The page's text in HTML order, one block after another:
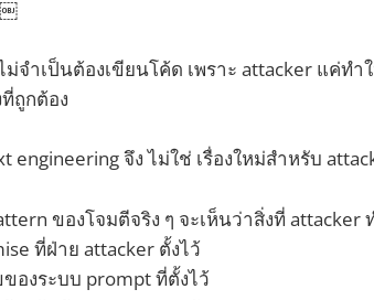
￼
จำเป็นต้องเขียนโค้ด เพราะ attacker แค่ทำ
ถูกต้อง
engineering จึง ไม่ใช่ เรื่องใหม่สำหรับ
ของโจมตีจริง ๆ จะเห็นว่าสิ่งที่ attacker
ที่ฝ่าย attacker ตั้งไว้
องระบบ prompt ที่ตั้งไว้